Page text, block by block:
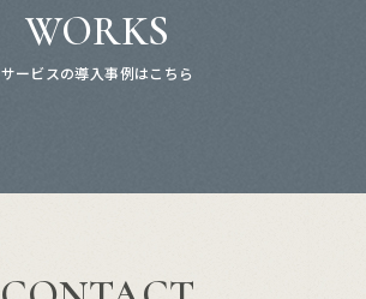
WORKS
サービスの導入事例はこちら